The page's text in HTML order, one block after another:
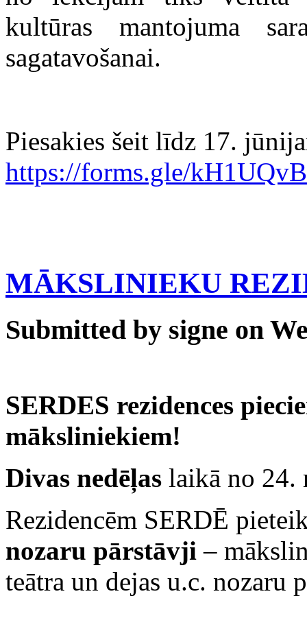
kultūras mantojuma
sagatavošanai.
Piesakies šeit līdz 17.
https://forms.gle/
MĀKSLINIEKU
Submitted by signe on
SERDES rezidences
māksliniekiem!
Divas nedēļas laikā no 24.
Rezidencēm SERDĒ
nozaru pārstāvji –
teātra un dejas u.c. nozaru